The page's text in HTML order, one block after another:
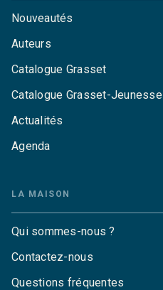
Nouveautés
Auteurs
Catalogue Grasset
Catalogue Grasset-Jeunesse
Actualités
Agenda
LA MAISON
Qui sommes-nous ?
Contactez-nous
Questions fréquentes